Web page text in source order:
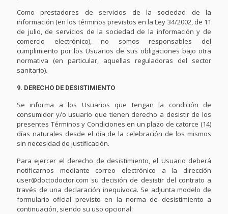
Como prestadores de servicios de la sociedad de la
información (en los términos previstos en la Ley 34/2002, de 11
de julio, de servicios de la sociedad de la información y de
comercio electrónico), no somos responsables del
cumplimiento por los Usuarios de sus obligaciones bajo otra
normativa (en particular, aquellas reguladoras del sector
sanitario).
9. DERECHO DE DESISTIMIENTO
Se informa a los Usuarios que tengan la condición de
consumidor y/o usuario que tienen derecho a desistir de los
presentes Términos y Condiciones en un plazo de catorce (14)
días naturales desde el día de la celebración de los mismos
sin necesidad de justificación.
Para ejercer el derecho de desistimiento, el Usuario deberá
notificarnos mediante correo electrónico a la dirección
user@doctodoctor.com su decisión de desistir del contrato a
través de una declaración inequívoca. Se adjunta modelo de
formulario oficial previsto en la norma de desistimiento a
continuación, siendo su uso opcional: